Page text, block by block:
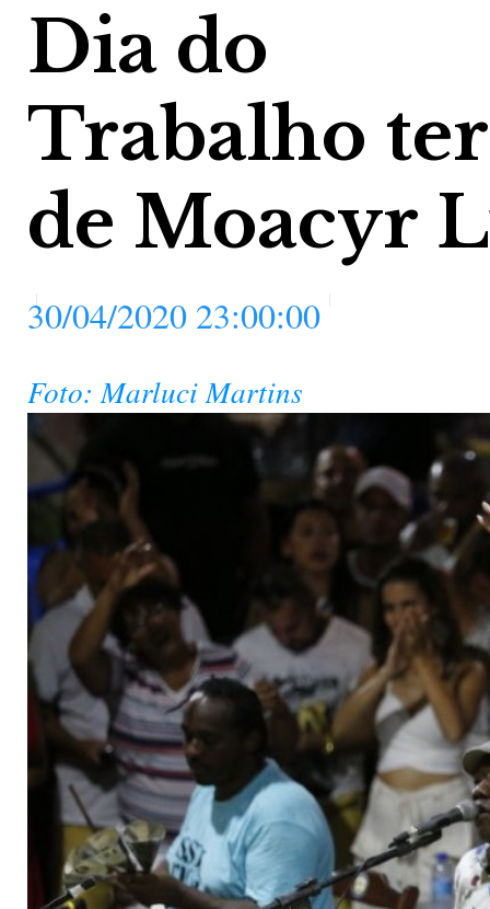
Dia do
Trabalho
de Moacyr
30/04/2020 23:00:00
Foto: Marluci Martins